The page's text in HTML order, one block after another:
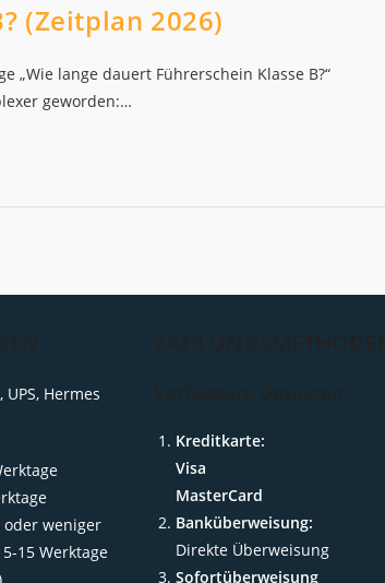
(Zeitplan 2026)
„Wie lange dauert Führerschein Klasse B?“
geworden:…
UPS, Hermes
oder weniger
15 Werktage
Kreditkarte:
Visa
MasterCard
Banküberweisung:
Direkte Überweisung
Sofortüberweisung